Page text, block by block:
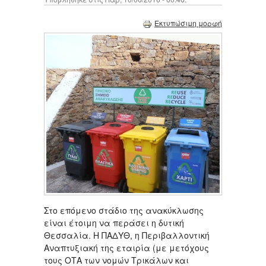
Εκτυπώσιμη μορφή
Στο επόμενο στάδιο της ανακύκλωσης
είναι έτοιμη να περάσει η δυτική
Θεσσαλία. Η ΠΑΔΥΘ, η Περιβαλλοντική
Αναπτυξιακή της εταιρία (με μετόχους
τους ΟΤΑ των νομών Τρικάλων και